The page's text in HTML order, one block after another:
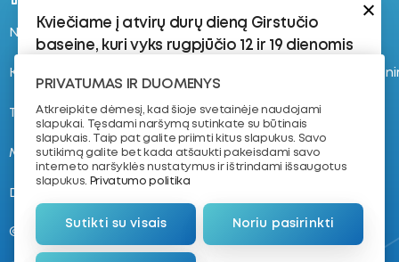
Naujienos Stovyklos
Kontaktai Registruokis į plaukimo
Tvarkaraštis Apie mus
Mokymas plaukti NVŠ krepšelis
D.U.K.
@ 2026. VŠĮ „Plaukimo akademija“
PRIVATUMAS IR DUOMENYS
Atkreipkite dėmesį, kad šioje svetainėje naudojami
slapukai. Tęsdami naršymą sutinkate su būtinais
slapukais. Taip pat galite priimti kitus slapukus. Savo
sutikimą galite bet kada atšaukti pakeisdami savo
interneto naršyklės nustatymus ir ištrindami išsaugotus
slapukus.
Privatumo politika
Sutikti su visais Noriu pasirinkti
Kviečiame į atvirų durų dieną Girstučio
baseine, kuri vyks rugpjūčio 12 ir 19 dienomis
Rugpjūčio 12 d.:
17:30–18:15 | 8–16 metų vaikams | 4–8 lygis
Vaikams, kurie jau yra susipažinę su
vandeniu ir turi plaukimo pagrindus.
18:30–19:15 | 7–11 metų vaikams | Dailusis
Rugpjūčio 19 d.: